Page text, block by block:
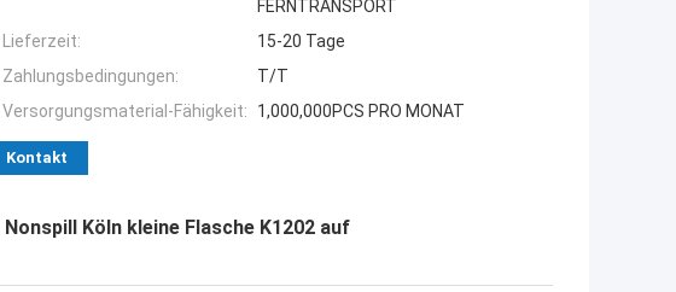
FERNTRANSPORT
Lieferzeit:
15-20 Tage
Zahlungsbedingungen:
T/T
Versorgungsmaterial-Fähigkeit:
1,000,000PCS PRO MONAT
Kontakt
Köln kleine Flasche K1202 auf